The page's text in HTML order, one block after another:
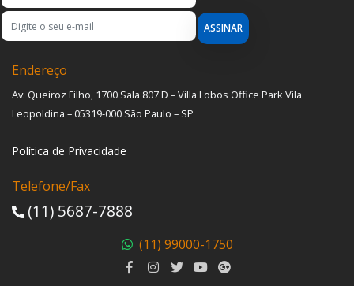
ASSINAR
Endereço
Av. Queiroz Filho, 1700 Sala 807 D – Villa Lobos Office Park Vila
Leopoldina – 05319-000 São Paulo – SP
Política de Privacidade
Telefone/Fax
(11) 5687-7888
(11) 99000-1750